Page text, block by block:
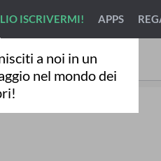
a noi in un
nel mondo dei
ISCRIVERMI! APPS